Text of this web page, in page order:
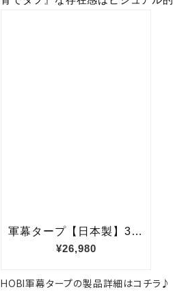
HOBI軍幕タープの製品詳細はコチラ♪